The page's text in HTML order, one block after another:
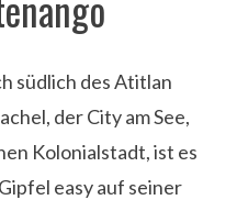
südlich des Atitlan
der City am See,
Kolonialstadt, ist es
easy auf seiner